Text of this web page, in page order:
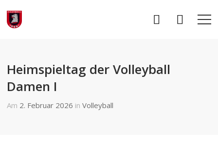
Heimspieltag der Volleyball
Damen I
Am 2. Februar 2026 in Volleyball